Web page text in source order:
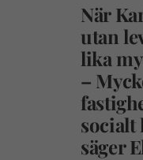
När
utan
lika
–
socialt
säger